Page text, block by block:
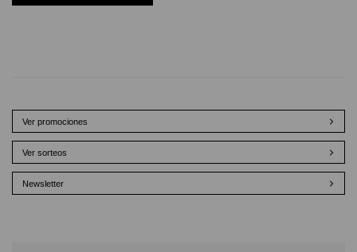
Ver promociones
Ver sorteos
Newsletter